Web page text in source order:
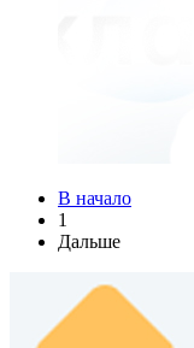
В начало
1
Дальше